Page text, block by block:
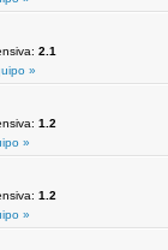
2.1
»
1.2
»
1.2
»